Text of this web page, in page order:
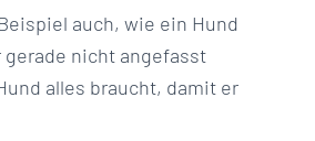
auch, wie ein Hund
nicht angefasst
alles braucht, damit er